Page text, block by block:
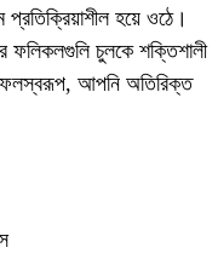
হয়ে ওঠে।
ফলিকলগুলি চুলকে শক্তিশালী
ফলস্বরূপ, আপনি অতিরিক্ত